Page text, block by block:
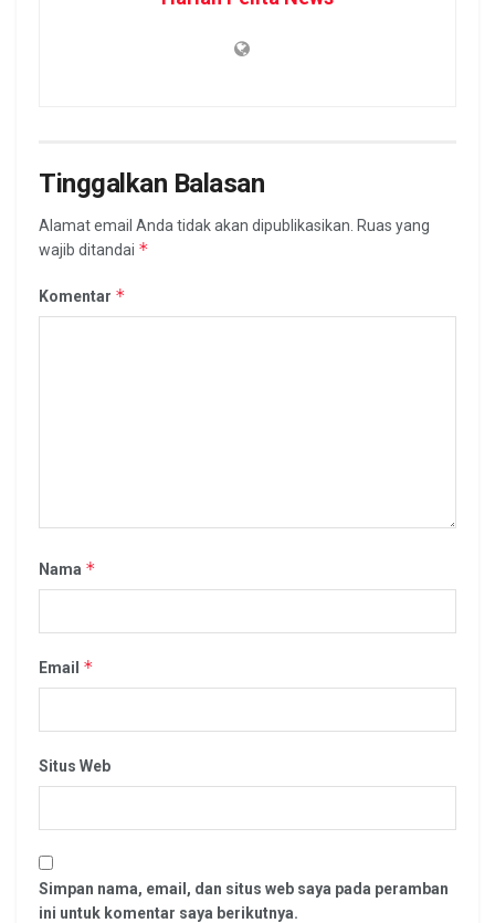
Tinggalkan Balasan
Alamat email Anda tidak akan dipublikasikan. Ruas yang
wajib ditandai *
Komentar *
Nama *
Email *
Situs Web
Simpan nama, email, dan situs web saya pada peramban
ini untuk komentar saya berikutnya.